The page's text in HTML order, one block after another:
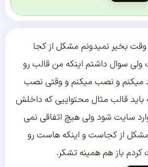
بخیر نمیدونم مشکل از کجا
سوال داشتم اینکه من قالب رو
میکنم و نصب میکنم و وقتی نصب
قالب مثال محتواییی که داخلش
سایت شود ولی هیچ اتفاقی نمی
مشکل از کجاست و اینکه هاست رو
باز هم همینه تشکر.